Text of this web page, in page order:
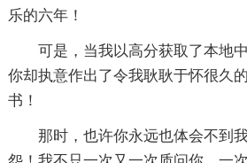
乐的六年！
可是，当我以高分获取了本地
你却执意作出了令我耿耿于怀很
书！
那时，也许你永远也体会不到